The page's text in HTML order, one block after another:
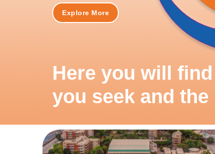
Here you will
you seek and
Explore More